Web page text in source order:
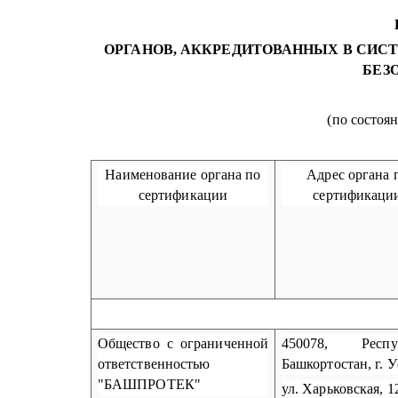
ОРГАНОВ, АККРЕДИТОВАННЫХ В
(по
Наименование органа по
сертификации
Адрес органа
Общество с ограниченной
ответственностью
"БАШПРОТЕК"
450078,
Башкортостан, г.
ул. Харьковская,